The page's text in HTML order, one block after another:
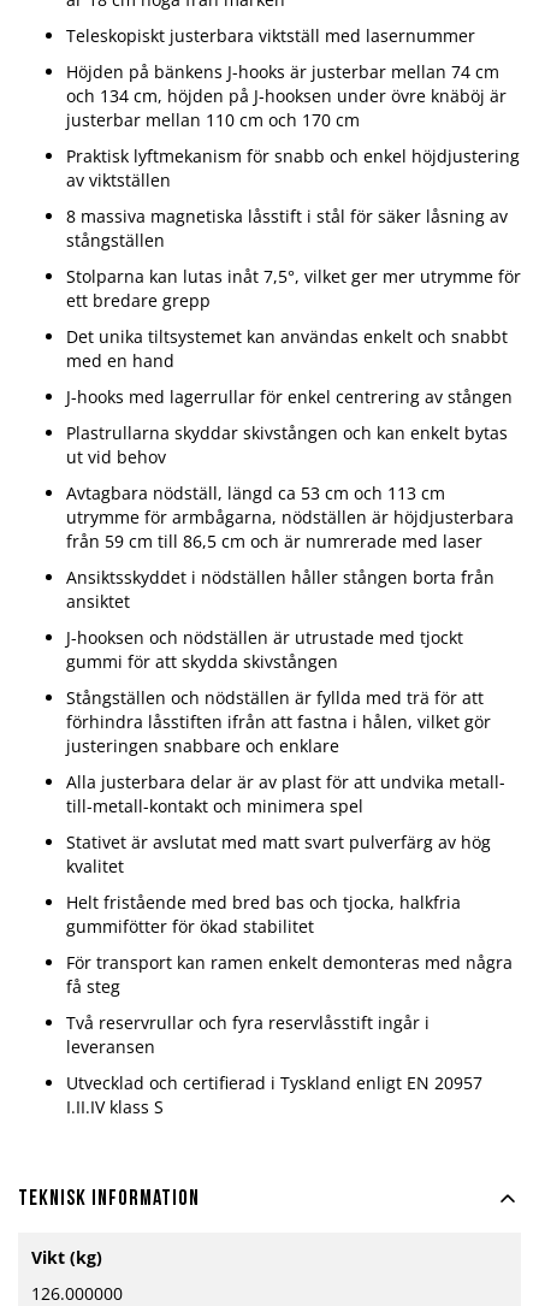
Teleskopiskt justerbara viktställ med lasernummer
Höjden på bänkens J-hooks är justerbar mellan 74 cm
och 134 cm, höjden på J-hooksen under övre knäböj är
justerbar mellan 110 cm och 170 cm
Praktisk lyftmekanism för snabb och enkel höjdjustering
av viktställen
8 massiva magnetiska låsstift i stål för säker låsning av
stångställen
Stolparna kan lutas inåt 7,5°, vilket ger mer utrymme för
ett bredare grepp
Det unika tiltsystemet kan användas enkelt och snabbt
med en hand
J-hooks med lagerrullar för enkel centrering av stången
Plastrullarna skyddar skivstången och kan enkelt bytas
ut vid behov
Avtagbara nödställ, längd ca 53 cm och 113 cm
utrymme för armbågarna, nödställen är höjdjusterbara
från 59 cm till 86,5 cm och är numrerade med laser
Ansiktsskyddet i nödställen håller stången borta från
ansiktet
J-hooksen och nödställen är utrustade med tjockt
gummi för att skydda skivstången
Stångställen och nödställen är fyllda med trä för att
förhindra låsstiften ifrån att fastna i hålen, vilket gör
justeringen snabbare och enklare
Alla justerbara delar är av plast för att undvika metall-
till-metall-kontakt och minimera spel
Stativet är avslutat med matt svart pulverfärg av hög
kvalitet
Helt fristående med bred bas och tjocka, halkfria
gummifötter för ökad stabilitet
För transport kan ramen enkelt demonteras med några
få steg
Två reservrullar och fyra reservlåsstift ingår i
leveransen
Utvecklad och certifierad i Tyskland enligt EN 20957
I.II.IV klass S
Teknisk information
information
Vikt (kg)
126.000000